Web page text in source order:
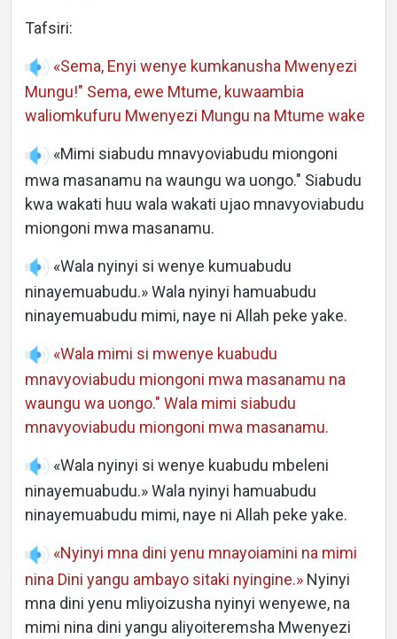
Tafsiri:
«Sema, Enyi wenye kumkanusha Mwenyezi
Mungu!" Sema, ewe Mtume, kuwaambia
waliomkufuru Mwenyezi Mungu na Mtume wake
«Mimi siabudu mnavyoviabudu miongoni
mwa masanamu na waungu wa uongo." Siabudu
kwa wakati huu wala wakati ujao mnavyoviabudu
miongoni mwa masanamu.
«Wala nyinyi si wenye kumuabudu
ninayemuabudu.» Wala nyinyi hamuabudu
ninayemuabudu mimi, naye ni Allah peke yake.
«Wala mimi si mwenye kuabudu
mnavyoviabudu miongoni mwa masanamu na
waungu wa uongo." Wala mimi siabudu
mnavyoviabudu miongoni mwa masanamu.
«Wala nyinyi si wenye kuabudu mbeleni
ninayemuabudu.» Wala nyinyi hamuabudu
ninayemuabudu mimi, naye ni Allah peke yake.
«Nyinyi mna dini yenu mnayoiamini na mimi
nina Dini yangu ambayo sitaki nyingine.» Nyinyi
mna dini yenu mliyoizusha nyinyi wenyewe, na
mimi nina dini yangu aliyoiteremsha Mwenyezi